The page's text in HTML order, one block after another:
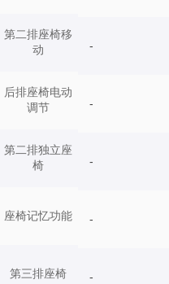
第二排座椅移
动
后排座椅电动
调节
第二排独立座
椅
座椅记忆功能
第三排座椅
-
-
-
-
-